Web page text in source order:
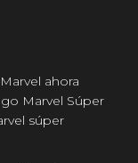
ahora
Marvel Súper
súper